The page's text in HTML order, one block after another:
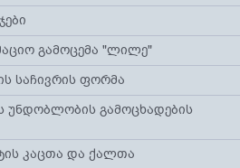
გამოცემა "ლილე"
საჩივრის ფორმა
უნდობლობის გამოცხადების
კაცთა და ქალთა